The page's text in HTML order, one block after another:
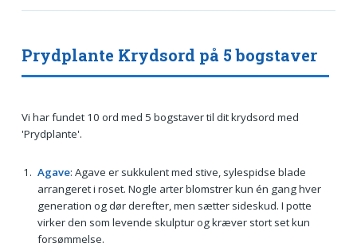
Prydplante Krydsord på 5 bogstaver
Vi har fundet 10 ord med 5 bogstaver til dit krydsord med
'Prydplante'.
Agave: Agave er sukkulent med stive, sylespidse blade
arrangeret i roset. Nogle arter blomstrer kun én gang hver
generation og dør derefter, men sætter sideskud. I potte
virker den som levende skulptur og kræver stort set kun
forsømmelse.